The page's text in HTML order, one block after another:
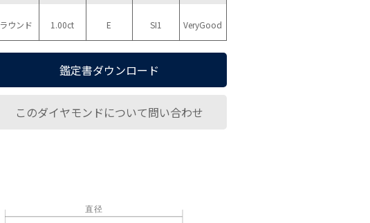
ラウンド 1.00ct E SI1 VeryGood
鑑定書ダウンロード
このダイヤモンドについて問い合わせ